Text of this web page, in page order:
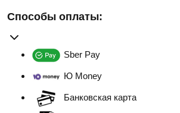
Способы оплаты:
Sber Pay
Ю Money
Банковская карта